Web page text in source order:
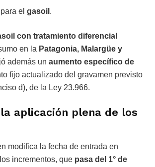
el gasoil .
con tratamiento diferencial
en la Patagonia, Malargüe y
además un aumento específico de
fijo actualizado del gravamen previsto
d), de la Ley 23.966.
aplicación plena de los
modifica la fecha de entrada en
incrementos, que pasa del 1° de